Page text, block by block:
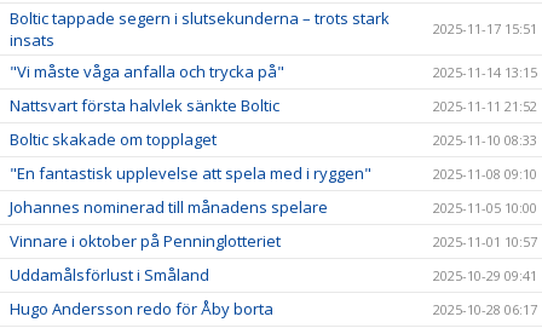
Boltic tappade segern i slutsekunderna – trots stark
insats
2025-11-17 15:51
"Vi måste våga anfalla och trycka på" 2025-11-14 13:15
Nattsvart första halvlek sänkte Boltic 2025-11-11 21:52
Boltic skakade om topplaget 2025-11-10 08:33
"En fantastisk upplevelse att spela med i ryggen" 2025-11-08 09:10
Johannes nominerad till månadens spelare 2025-11-05 10:00
Vinnare i oktober på Penninglotteriet 2025-11-01 10:57
Uddamålsförlust i Småland 2025-10-29 09:41
Hugo Andersson redo för Åby borta 2025-10-28 06:17